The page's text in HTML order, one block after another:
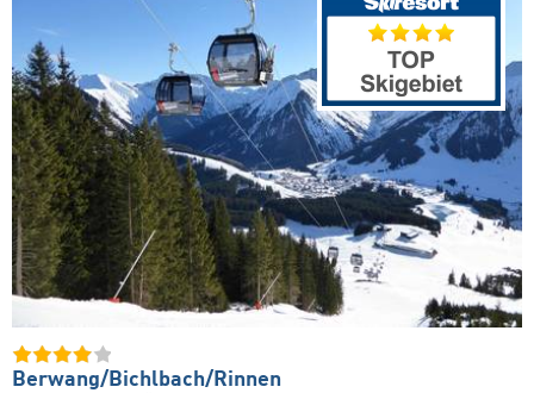
Berwang/​Bichlbach/​Rinnen